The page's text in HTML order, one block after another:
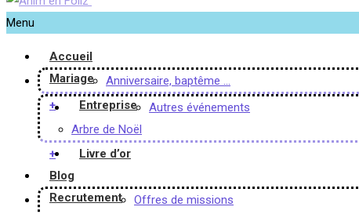
Menu
Accueil
Mariage
Anniversaire, baptême …
+
Entreprise
Autres événements
Arbre de Noël
+
Livre d’or
Blog
Recrutement
Offres de missions